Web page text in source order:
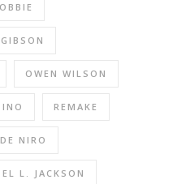
OWEN WILSON
REMAKE
NIRO
L. JACKSON